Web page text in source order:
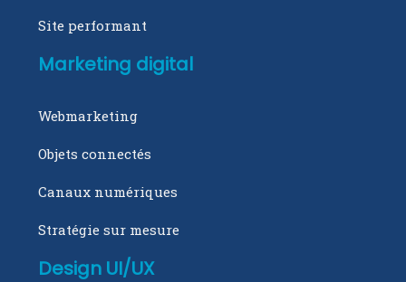
Site performant
Marketing digital
Webmarketing
Objets connectés
Canaux numériques
Stratégie sur mesure
Design UI/UX